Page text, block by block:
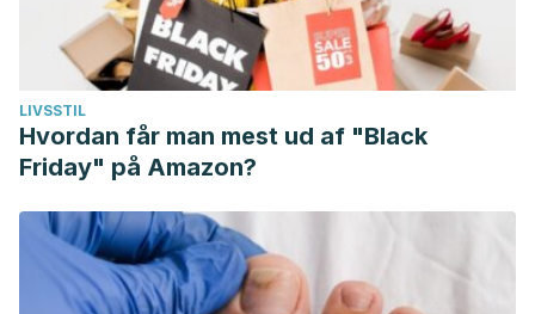
LIVSSTIL
Hvordan får man mest ud af "Black
Friday" på Amazon?